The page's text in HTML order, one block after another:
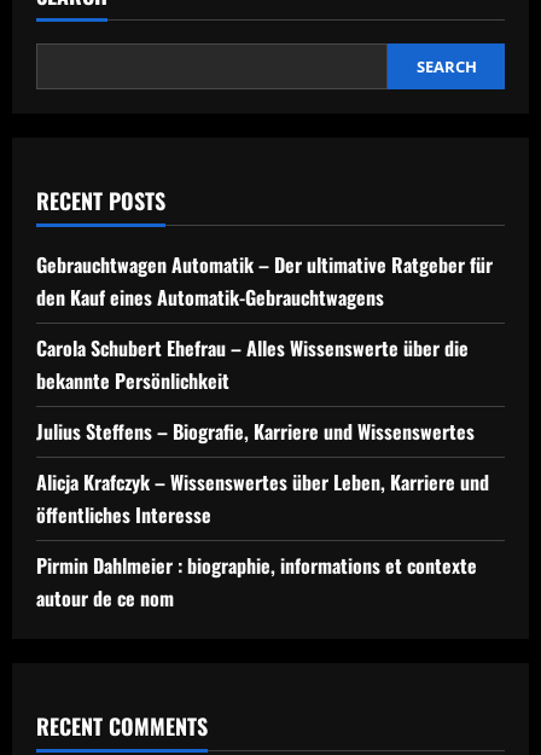
SEARCH
RECENT POSTS
Gebrauchtwagen Automatik – Der ultimative Ratgeber für
den Kauf eines Automatik-Gebrauchtwagens
Carola Schubert Ehefrau – Alles Wissenswerte über die
bekannte Persönlichkeit
Julius Steffens – Biografie, Karriere und Wissenswertes
Alicja Krafczyk – Wissenswertes über Leben, Karriere und
öffentliches Interesse
Pirmin Dahlmeier : biographie, informations et contexte
autour de ce nom
RECENT COMMENTS